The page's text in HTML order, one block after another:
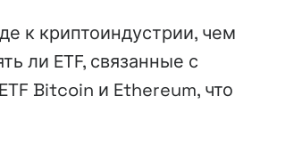
к криптоиндустрии, чем
ли ETF, связанные с
Bitcoin и Ethereum, что